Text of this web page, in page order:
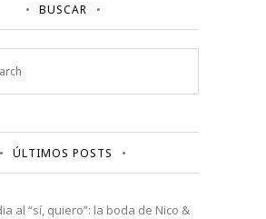
BUSCAR
ÚLTIMOS POSTS
al “sí, quiero”: la boda de Nico &